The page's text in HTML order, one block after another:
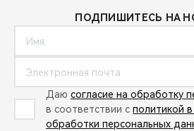
ПОДПИШИТЕСЬ НА
Даю согласие на обработку
в соответствии с политикой
обработки персональных